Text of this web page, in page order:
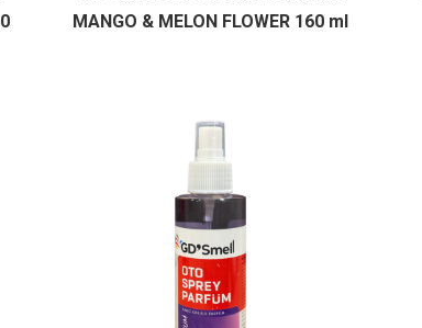
MANGO & MELON FLOWER 160 ml